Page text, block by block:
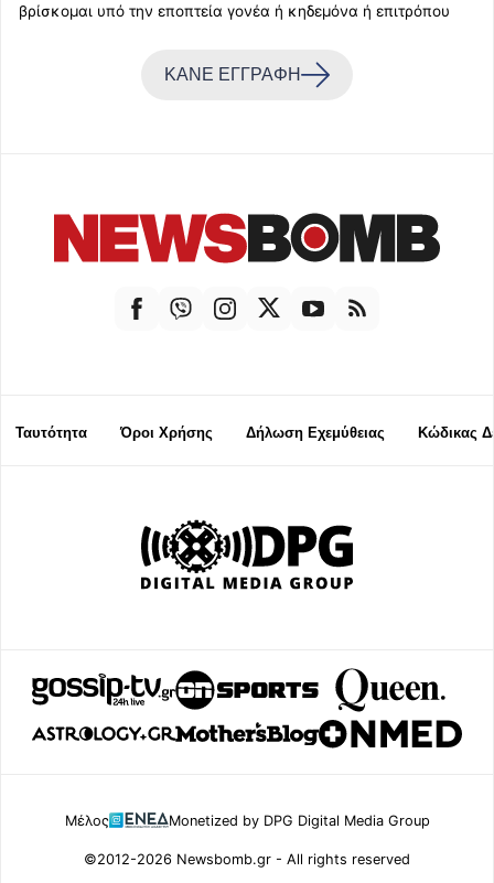
βρίσκομαι υπό την εποπτεία γονέα ή κηδεμόνα ή επιτρόπου
ΚΑΝΕ ΕΓΓΡΑΦΗ
Ταυτότητα Όροι Χρήσης Δήλωση Εχεμύθειας Κώδικας
Μέλος Monetized by DPG Digital Media Group
©2012-2026 Newsbomb.gr - All rights reserved